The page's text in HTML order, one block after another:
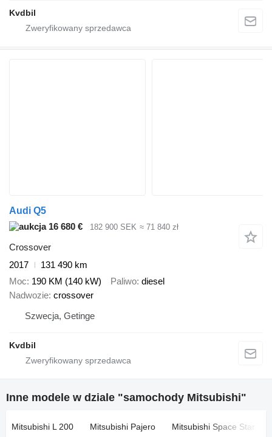
Kvdbil
Audi Q5
16 680 €
182 900 SEK ≈ 71 840 zł
Crossover
2017
131 490 km
Moc 190 KM (140 kW) Paliwo diesel
Nadwozie crossover
Szwecja, Getinge
Kvdbil
Inne modele w dziale "samochody Mitsubishi"
Mitsubishi L 200 Mitsubishi Pajero Mitsubishi Space Star